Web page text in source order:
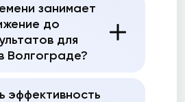
занимает
до
для
Волгограде?
эффективность